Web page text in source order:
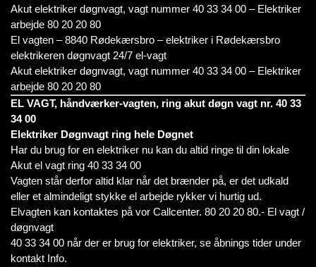
Akut elektriker døgnvagt, vagt nummer 40 33 34 00 – Elektriker
arbejde 80 20 20 80
El vagten – 8840 Rødekærsbro – elektriker i Rødekærsbro
elektrikeren døgnvagt 24/7 el-vagt
Akut elektriker døgnvagt, vagt nummer 40 33 34 00 – Elektriker
arbejde 80 20 20 80
EL VAGT, håndværker-vagten, ring akut døgn vagt nr. 40 33
34 00
Elektriker Døgnvagt ring hele Døgnet
Har du brug for en elektriker nu kan du altid ringe til din lokale
Akut el vagt ring 40 33 34 00
Vagten står derfor altid klar når det brænder på, er det udkald
eller et almindeligt stykke el arbejde rykker vi hurtig ud.
Elvagten kan kontaktes på vor Callcenter. 80 20 20 80.- El vagt /
døgnvagt
40 33 34 00 når der er brug for elektriker, se åbnings tider under
kontakt Info.